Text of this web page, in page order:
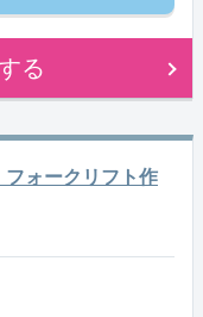
る
フォークリフト作